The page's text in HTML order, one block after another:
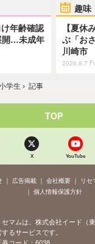
年齢確認
開…未成年
趣味
【夏休
ぶ「お
川崎市
2026.8.7
学生 › 記事
TOP
X YouTube
広告掲載 会社概要
リセ
個人情報保護方針
セマムは、株式会社イード（
するサービスです。
券コード：6038